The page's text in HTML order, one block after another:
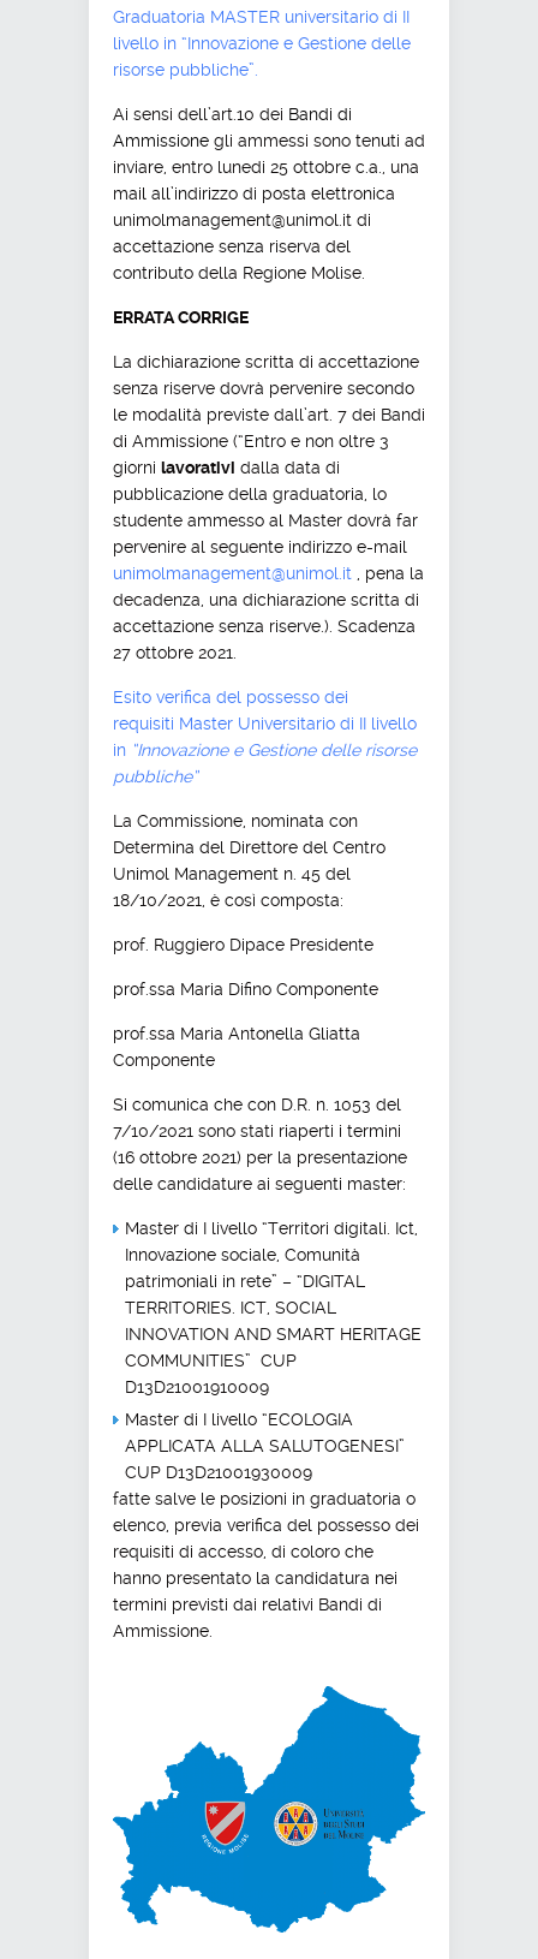
Graduatoria MASTER universitario di II
livello in “Innovazione e Gestione delle
risorse pubbliche”.
Ai sensi dell’art.10 dei Bandi di
Ammissione gli ammessi sono tenuti ad
inviare, entro lunedi 25 ottobre c.a., una
mail all’indirizzo di posta elettronica
unimolmanagement@unimol.it di
accettazione senza riserva del
contributo della Regione Molise.
ERRATA CORRIGE
La dichiarazione scritta di accettazione
senza riserve dovrà pervenire secondo
le modalità previste dall’art. 7 dei Bandi
di Ammissione (“Entro e non oltre 3
giorni lavorativi dalla data di
pubblicazione della graduatoria, lo
studente ammesso al Master dovrà far
pervenire al seguente indirizzo e-mail
unimolmanagement@unimol.it , pena la
decadenza, una dichiarazione scritta di
accettazione senza riserve.). Scadenza
27 ottobre 2021.
Esito verifica del possesso dei
requisiti Master Universitario di II livello
in “Innovazione e Gestione delle risorse
pubbliche”
La Commissione, nominata con
Determina del Direttore del Centro
Unimol Management n. 45 del
18/10/2021, è così composta:
prof. Ruggiero Dipace Presidente
prof.ssa Maria Difino Componente
prof.ssa Maria Antonella Gliatta
Componente
Si comunica che con D.R. n. 1053 del
7/10/2021 sono stati riaperti i termini
(16 ottobre 2021) per la presentazione
delle candidature ai seguenti master:
Master di I livello “Territori digitali. Ict,
Innovazione sociale, Comunità
patrimoniali in rete” – “DIGITAL
TERRITORIES. ICT, SOCIAL
INNOVATION AND SMART HERITAGE
COMMUNITIES” CUP
D13D21001910009
Master di I livello “ECOLOGIA
APPLICATA ALLA SALUTOGENESI”
CUP D13D21001930009
fatte salve le posizioni in graduatoria o
elenco, previa verifica del possesso dei
requisiti di accesso, di coloro che
hanno presentato la candidatura nei
termini previsti dai relativi Bandi di
Ammissione.